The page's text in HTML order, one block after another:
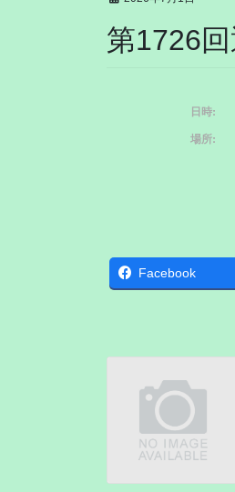
第1726
日時:
場所:
Facebook